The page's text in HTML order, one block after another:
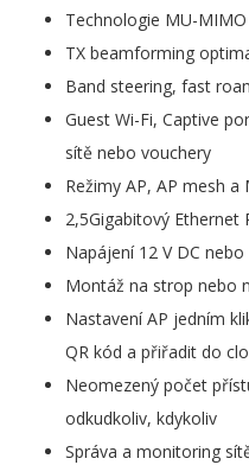
Technologie MU-MIMO
TX beamforming
Band steering, fast
Guest Wi-Fi, Captive
sítě nebo vouchery
Režimy AP, AP mesh a
2,5Gigabitový Ethernet
Napájení 12 V DC
Montáž na strop nebo
Nastavení AP jedním
QR kód a přiřadit do
Neomezený počet
odkudkoliv, kdykoliv
Správa a monitoring